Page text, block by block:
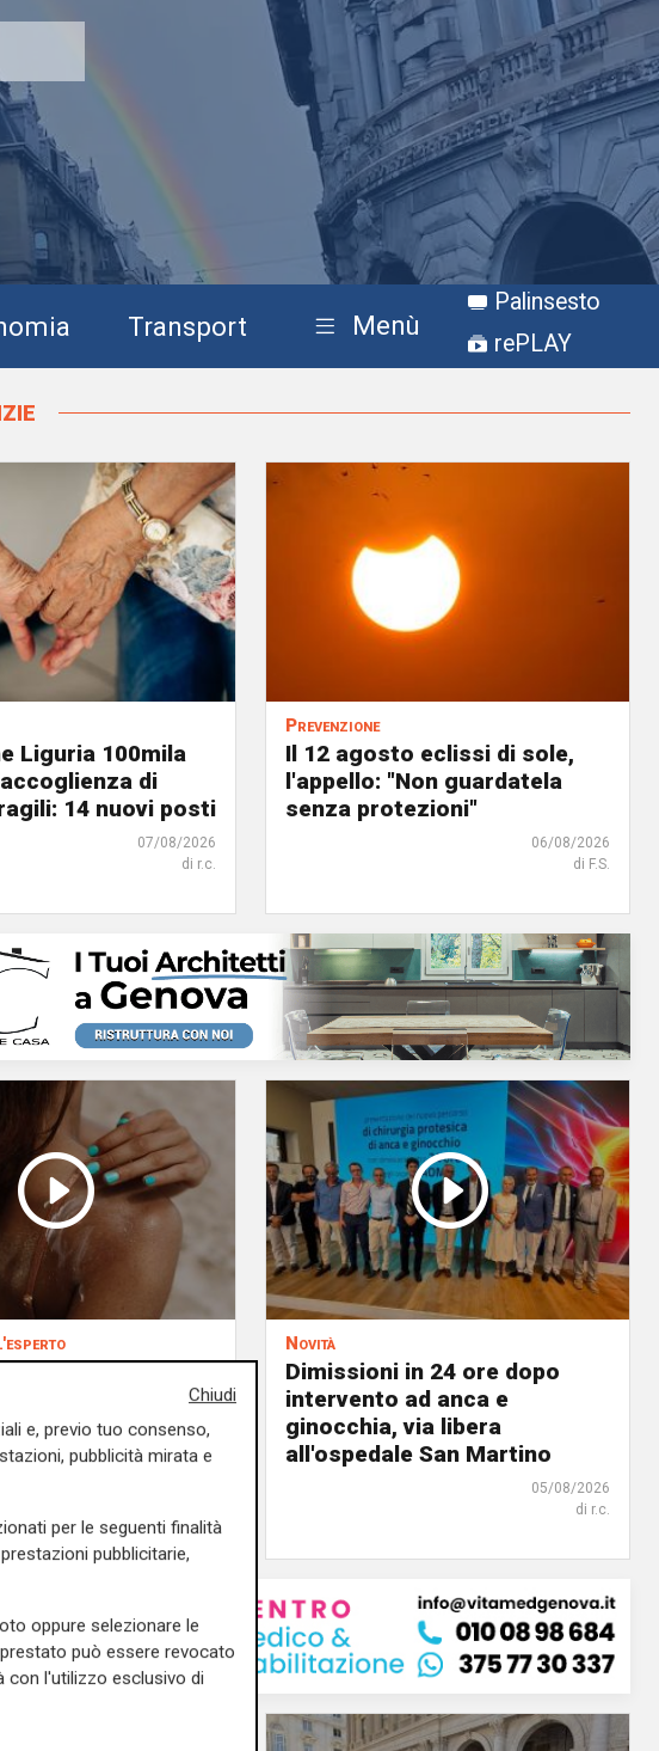
Transport Menù
Palinsesto
rePLAY
Liguria 100mila
di
14 nuovi posti
07/08/2026
di r.c.
Prevenzione
Il 12 agosto eclissi di sole,
l'appello: "Non guardatela
senza protezioni"
06/08/2026
di F.S.
e
dei farmaci in
sapere
05/08/2026
Novità
Dimissioni in 24 ore dopo
intervento ad anca e
ginocchia, via libera
all'ospedale San Martino
05/08/2026
di r.c.
Chiudi
e, previo tuo consenso,
pubblicità mirata e
per le seguenti finalità
pubblicitarie,
oppure selezionare le
può essere revocato
con l'utilizzo esclusivo di